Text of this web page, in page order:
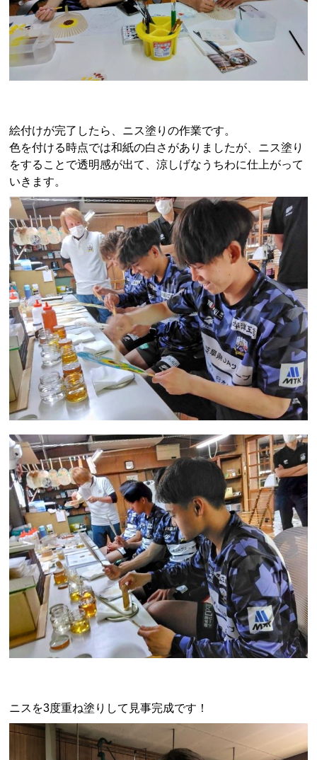
絵付けが完了したら、ニス塗りの作業です。
色を付ける時点では和紙の白さがありましたが、ニス塗り
をすることで透明感が出て、涼しげなうちわに仕上がって
いきます。
ニスを3度重ね塗りして見事完成です！